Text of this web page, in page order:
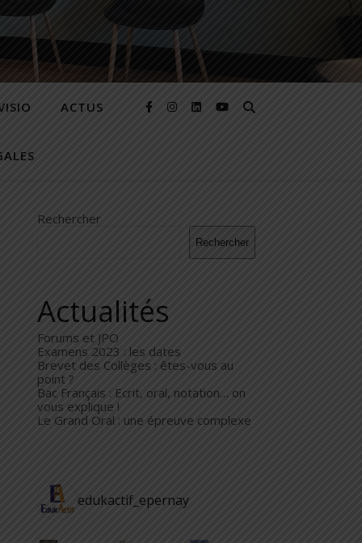
ACTUS
Rechercher
Rechercher
Actualités
Forums et JPO
Examens 2023 : les dates
Brevet des Collèges : êtes-vous au
point ?
Bac Français : Ecrit, oral, notation… on
vous explique !
Le Grand Oral : une épreuve complexe
edukactif_epernay